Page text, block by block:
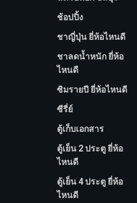
ช้อปปิ้ง
ชาญี่ปุ่น ยี่ห้อไหนดี
ชาลดน้ำหนัก ยี่ห้อ
ไหนดี
ซิมรายปี ยี่ห้อไหนดี
ซีรี่ย์
ตู้เก็บเอกสาร
ตู้เย็น 2 ประตู ยี่ห้อ
ไหนดี
ตู้เย็น 4 ประตู ยี่ห้อ
ไหนดี